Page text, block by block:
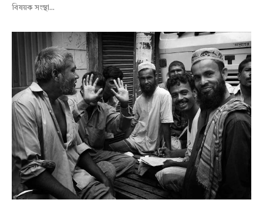
বিষয়ক সংস্থা...